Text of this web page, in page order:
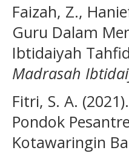
Faizah, Z.,
Guru Dalam
Ibtidaiyah
Madrasah
Fitri, S. A.
Pondok
Kotawaringin